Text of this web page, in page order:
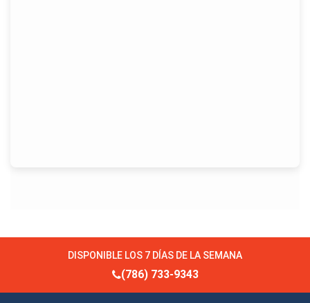
DISPONIBLE LOS 7 DÍAS DE LA SEMANA
(786) 733-9343